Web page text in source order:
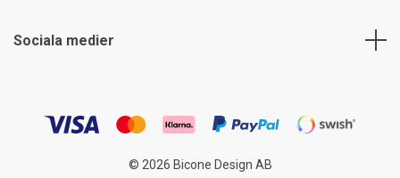
Sociala medier
© 2026 Bicone Design AB